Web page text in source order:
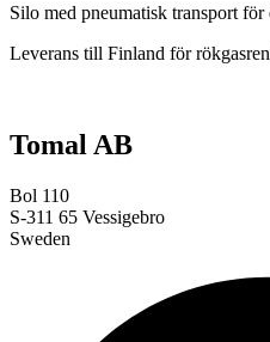
Silo med pneumatisk transport
Leverans till Finland för
Tomal AB
Bol 110
S-311 65 Vessigebro
Sweden